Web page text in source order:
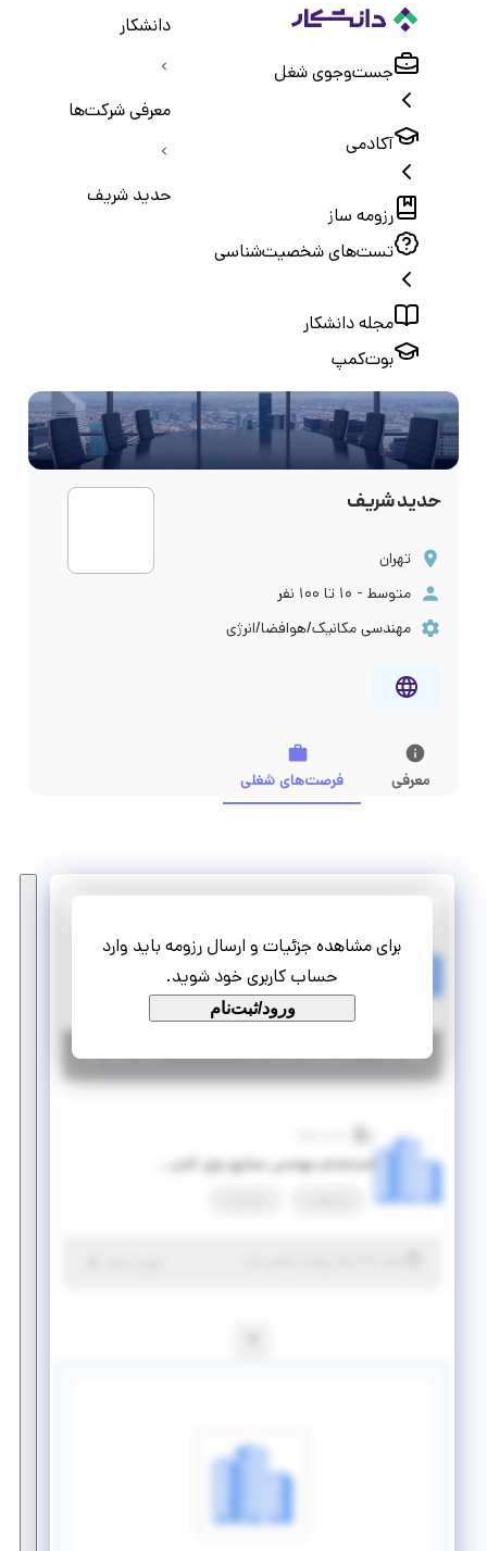
جست‌و‌جوی شغل
آکادمی
رزومه ساز
تست‌های شخصیت‌شناسی
مجله دانشکار
بوت‌کمپ
دانشکار
معرفی شرکت‌ها
حدید شریف
حدید شریف
تهران
متوسط - ۱۰ تا ۱۰۰ نفر
مهندسی مکانیک/هوافضا/انرژی
معرفی فرصت‌های شغلی
برای مشاهده جزئیات و ارسال رزومه باید وارد
حساب کاربری خود شوید.
ورود/ثبت‌نام
پاره وقت استخدام
تهران |۷ سال پیش | منقضی شده جزئیات بیشتر